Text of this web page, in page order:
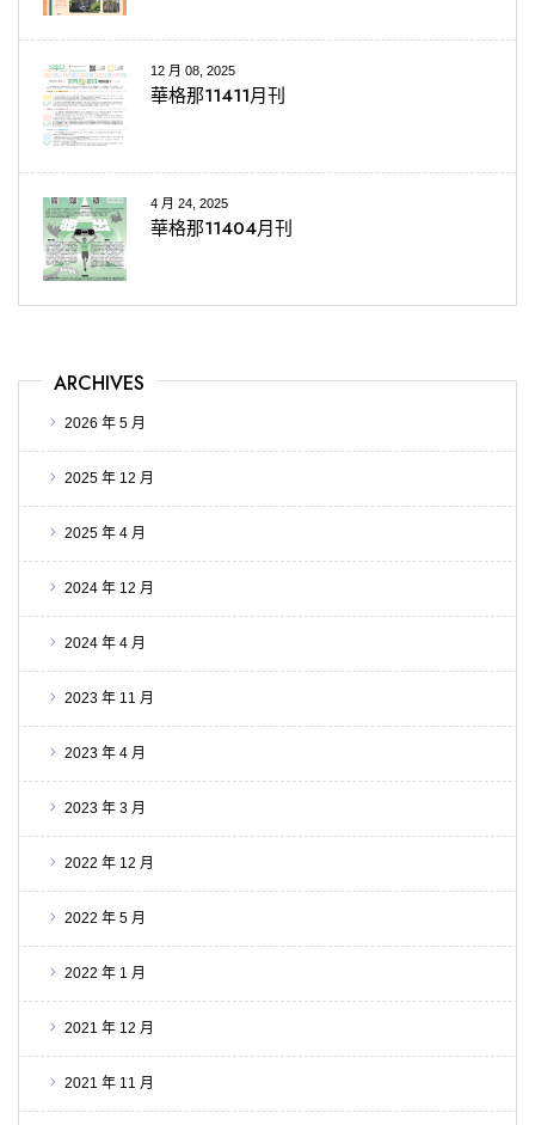
12 月 08, 2025
華格那11411月刊
4 月 24, 2025
華格那11404月刊
ARCHIVES
2026 年 5 月
2025 年 12 月
2025 年 4 月
2024 年 12 月
2024 年 4 月
2023 年 11 月
2023 年 4 月
2023 年 3 月
2022 年 12 月
2022 年 5 月
2022 年 1 月
2021 年 12 月
2021 年 11 月